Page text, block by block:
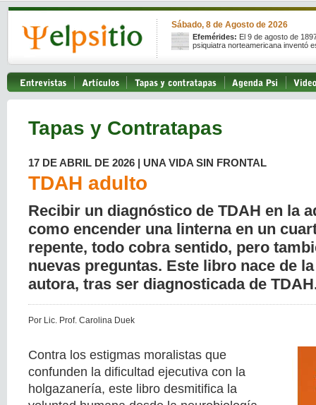
Sábado, 8 de Agosto de 2026
Efemérides: El 9 de agosto de
psiquiatra norteamericana inventó
Tapas y Contratapas
17 DE ABRIL DE 2026 | UNA VIDA SIN FRONTAL
TDAH adulto
Recibir un diagnóstico de TDAH en la
como encender una linterna en un
repente, todo cobra sentido, pero
nuevas preguntas. Este libro nace de
autora, tras ser diagnosticada de
Por Lic. Prof. Carolina Duek
Contra los estigmas moralistas que
confunden la dificultad ejecutiva con la
holgazanería, este libro desmitifica la